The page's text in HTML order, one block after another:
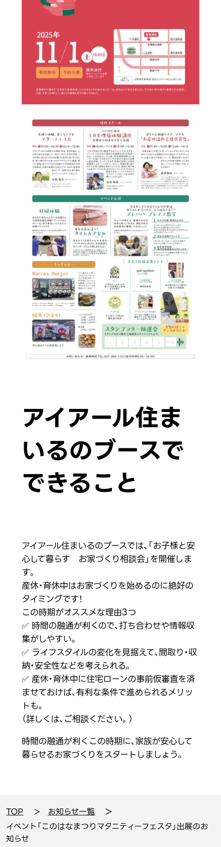
アイアール住ま
いるのブースで
できること
アイアール住まいるのブースでは、「お子様と安
心して暮らす お家づくり相談会」を開催しま
す。
産休・育休中はお家づくりを始めるのに絶好の
タイミングです！
この時期がオススメな理由3つ
✅ 時間の融通が利くので、打ち合わせや情報収
集がしやすい。
✅ ライフスタイルの変化を見据えて、間取り・収
納・安全性などを考えられる。
✅ 産休・育休中に住宅ローンの事前仮審査を済
ませておけば、有利な条件で進められるメリッ
トも。
（詳しくは、ご相談ください。）
時間の融通が利くこの時期に、家族が安心して
暮らせるお家づくりをスタートしましょう。
TOP
お知らせ一覧
イベント「このはなまつりマタニティーフェスタ」出展のお
知らせ